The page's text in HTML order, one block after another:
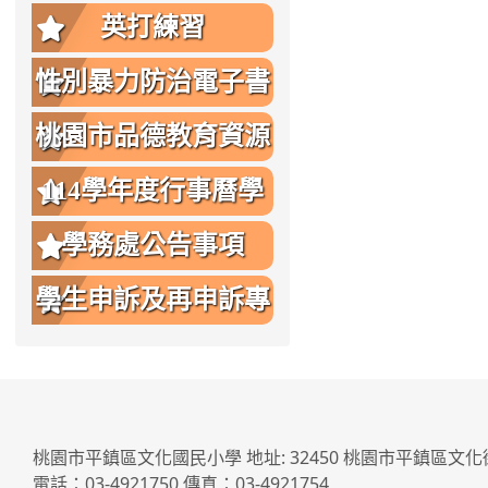
英打練習
性別暴力防治電子書
桃園市品德教育資源
網
114學年度行事曆學
生版
學務處公告事項
學生申訴及再申訴專
桃園市平鎮區文化國民小學 地址: 32450 桃園市平鎮區文